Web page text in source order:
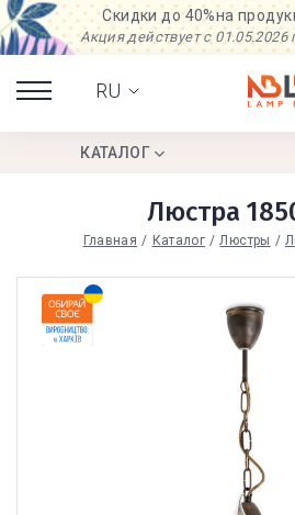
Скидки до 40%на
Акция действует с 01.05.2026
RU
КАТАЛОГ
Люстра
Главная Каталог Люстры